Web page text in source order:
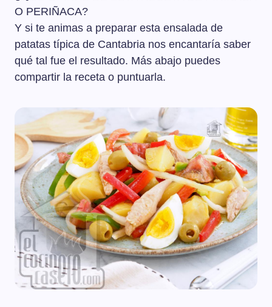
O PERIÑACA?
Y si te animas a preparar esta ensalada de
patatas típica de Cantabria nos encantaría saber
qué tal fue el resultado. Más abajo puedes
compartir la receta o puntuarla.